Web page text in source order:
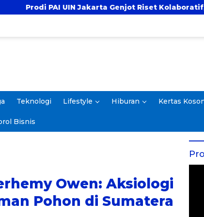
Genjot Riset Kolaboratif, Antar 4 Proposal ke
Teknologi Lifestyle Hiburan Kertas
Bisnis
Owen: Aksiologi
Pohon di Sumatera